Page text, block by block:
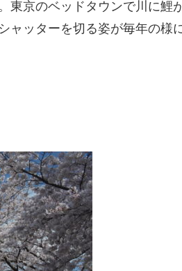
京のベッドタウンで川に鯉
ッターを切る姿が毎年の様